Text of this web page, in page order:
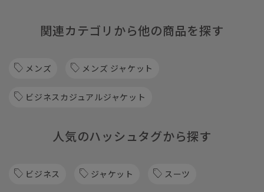
関連カテゴリから他の商品を探す
メンズ メンズ ジャケット
ビジネスカジュアルジャケット
人気のハッシュタグから探す
ビジネス ジャケット スーツ